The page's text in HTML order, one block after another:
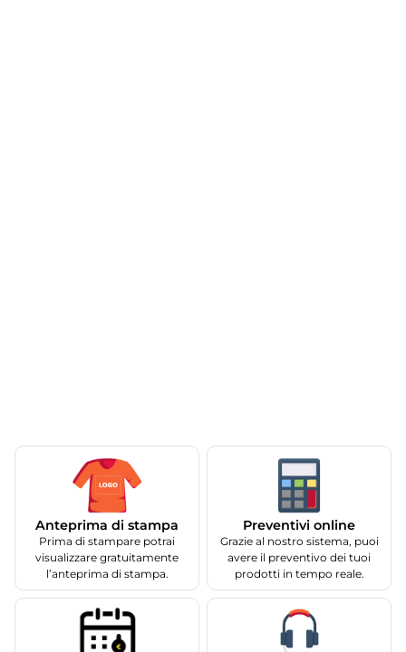
Anteprima di stampa
Prima di stampare potrai
visualizzare gratuitamente
l’anteprima di stampa.
Preventivi online
Grazie al nostro sistema, puoi
avere il preventivo dei tuoi
prodotti in tempo reale.